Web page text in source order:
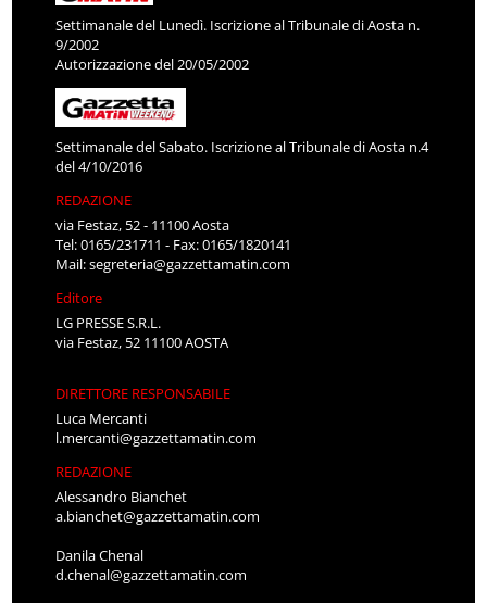
Settimanale del Lunedì. Iscrizione al Tribunale di Aosta n.
9/2002
Autorizzazione del 20/05/2002
Settimanale del Sabato. Iscrizione al Tribunale di Aosta n.4
del 4/10/2016
REDAZIONE
via Festaz, 52 - 11100 Aosta
Tel: 0165/231711 - Fax: 0165/1820141
Mail:segreteria@gazzettamatin.com
Editore
LG PRESSE S.R.L.
via Festaz, 52 11100 AOSTA
DIRETTORE RESPONSABILE
Luca Mercanti
l.mercanti@gazzettamatin.com
REDAZIONE
Alessandro Bianchet
a.bianchet@gazzettamatin.com
Danila Chenal
d.chenal@gazzettamatin.com